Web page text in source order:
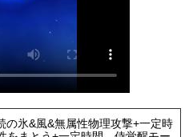
の氷&風&無属性物理攻撃+一定時